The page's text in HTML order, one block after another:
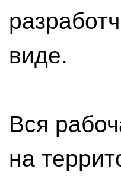
виде.
Вся
на